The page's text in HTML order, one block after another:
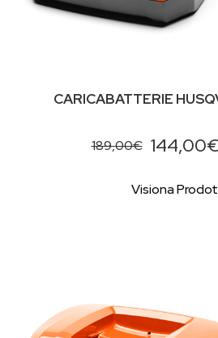
CARICABATTERIE
189,00€
Visiona